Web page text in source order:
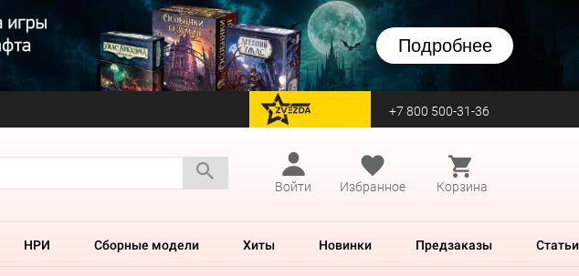
Подробнее
перейти на Zvezda +7 800 500-31-36
Войти
Избранное Корзина
НРИ Сборные модели Хиты Новинки Предзаказы Статьи